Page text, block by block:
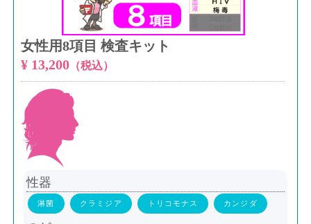
女性用8項目 検査キット
¥ 13,200（税込）
性器
淋菌 クラミジア トリコモナス カンジダ